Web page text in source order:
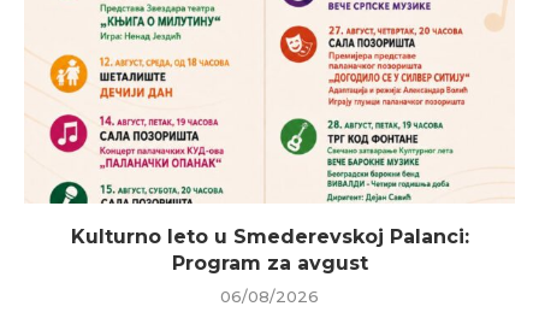
Kulturno leto u Smederevskoj Palanci:
Program za avgust
06/08/2026